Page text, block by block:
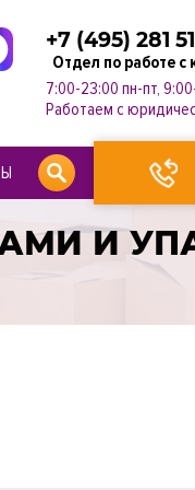
+7 (495) 281
Отдел по работе с
7:00-23:00 пн-пт,
Работаем с
И